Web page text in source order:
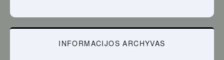
INFORMACIJOS ARCHYVAS